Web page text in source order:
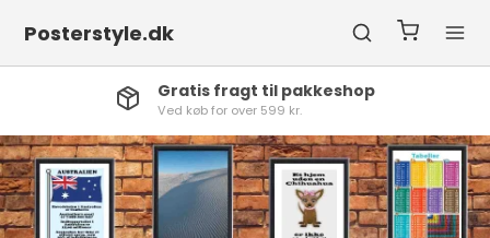
Posterstyle.dk
Gratis fragt til pakkeshop
Ved køb for over 599 kr.